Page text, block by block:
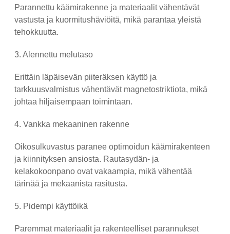
Parannettu käämirakenne ja materiaalit vähentävät
vastusta ja kuormitushäviöitä, mikä parantaa yleistä
tehokkuutta.
3. Alennettu melutaso
Erittäin läpäisevän piiteräksen käyttö ja
tarkkuusvalmistus vähentävät magnetostriktiota, mikä
johtaa hiljaisempaan toimintaan.
4. Vankka mekaaninen rakenne
Oikosulkuvastus paranee optimoidun käämirakenteen
ja kiinnityksen ansiosta. Rautasydän- ja
kelakokoonpano ovat vakaampia, mikä vähentää
tärinää ja mekaanista rasitusta.
5. Pidempi käyttöikä
Paremmat materiaalit ja rakenteelliset parannukset